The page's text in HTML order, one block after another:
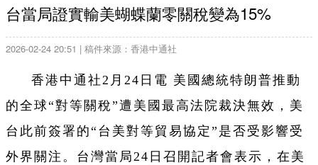
台當局證實輸美蝴蝶蘭零關稅變為15%
2026-02-24 20:51 | 稿件來源：香港中通社
香港中通社2月24日電 美國總統特朗普推動
的全球“對等關稅”遭美國最高法院裁決無效，美
台此前簽署的“台美對等貿易協定”是否受影響受
外界關注。台灣當局24日召開記者會表示，在美